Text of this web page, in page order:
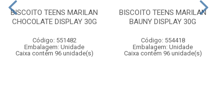
BISCOITO TEENS MARILAN
CHOCOLATE DISPLAY 30G
Código: 551482
Embalagem: Unidade
Caixa contém 96 unidade(s)
BISCOITO TEENS MARILAN
BAUNY DISPLAY 30G
Código: 554418
Embalagem: Unidade
Caixa contém 96 unidade(s)